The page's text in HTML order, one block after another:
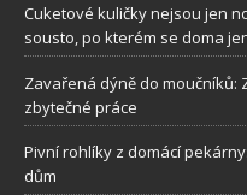
Cuketové kuličky nejsou jen
sousto, po kterém se doma
Zavařená dýně do moučníků:
zbytečné práce
Pivní rohlíky z domácí
dům